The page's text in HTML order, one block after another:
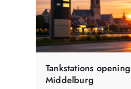
Tankstations
Middelburg